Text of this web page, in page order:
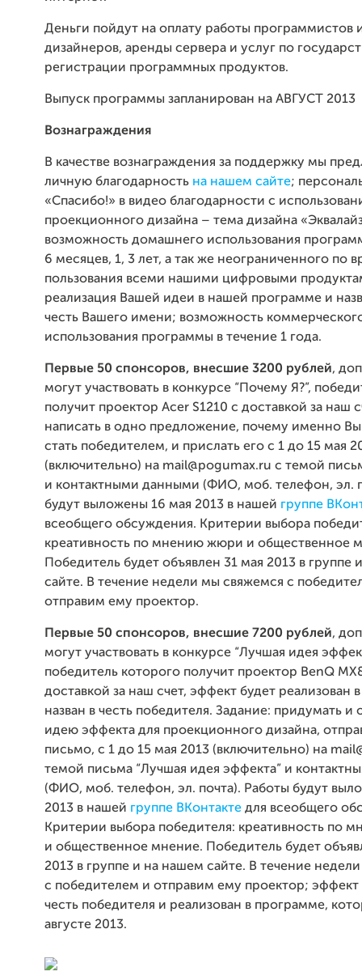
Деньги пойдут на оплату работы программистов
дизайнеров, аренды сервера и услуг по
регистрации программных продуктов.
Выпуск программы запланирован на АВГУСТ 2013
Вознаграждения
В качестве вознаграждения за поддержку мы
личную благодарность на нашем сайте;
«Спасибо!» в видео благодарности с
проекционного дизайна – тема дизайна
возможность домашнего использования
6 месяцев, 1, 3 лет, а так же неограниченного по
пользования всеми нашими цифровыми
реализация Вашей идеи в нашей программе и
честь Вашего имени; возможность
использования программы в течение 1 года.
Первые 50 спонсоров, внесшие 3200 рублей,
могут участвовать в конкурсе “Почему Я?”,
получит проектор Acer S1210 с доставкой за наш
написать в одно предложение, почему именно
стать победителем, и прислать его с 1 до 15 мая
(включительно) на mail@pogumax.ru с темой
и контактными данными (ФИО, моб. телефон, эл.
будут выложены 16 мая 2013 в нашей группе
всеобщего обсуждения. Критерии выбора
креативность по мнению жюри и общественное
Победитель будет объявлен 31 мая 2013 в группе
сайте. В течение недели мы свяжемся с
отправим ему проектор.
Первые 50 спонсоров, внесшие 7200 рублей,
могут участвовать в конкурсе “Лучшая идея
победитель которого получит проектор BenQ
доставкой за наш счет, эффект будет реализован
назван в честь победителя. Задание: придумать и
идею эффекта для проекционного дизайна,
письмо, с 1 до 15 мая 2013 (включительно) на
темой письма “Лучшая идея эффекта” и
(ФИО, моб. телефон, эл. почта). Работы будут
2013 в нашей группе ВКонтакте для всеобщего
Критерии выбора победителя: креативность по
и общественное мнение. Победитель будет
2013 в группе и на нашем сайте. В течение
с победителем и отправим ему проектор; эффект
честь победителя и реализован в программе,
августе 2013.